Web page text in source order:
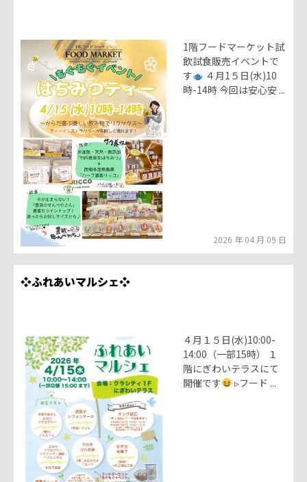
1階フードマーケット試
飲試食販売イベントで
す
４月1５日(水)10
時-14時 今回は安心安 ...
2026 年 04 月 09 日
❖ふれあいマルシェ❖
４月１５日(水)10:00-
14:00（一部15時） １
階にぎわいテラスにて
開催です
▹フード ...